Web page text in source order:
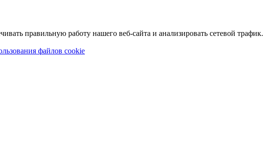
правильную работу нашего веб-сайта и анализировать сетевой трафик.
файлов cookie